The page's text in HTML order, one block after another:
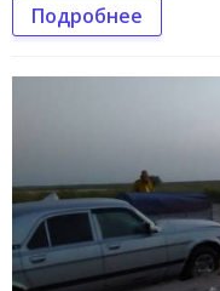
Подробнее